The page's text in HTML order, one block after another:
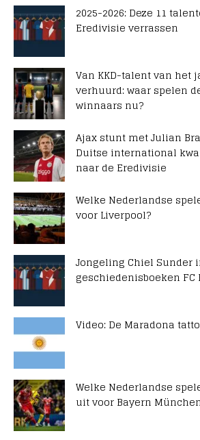
2025-2026: Deze 11
Eredivisie verrassen
Van KKD-talent van het
verhuurd: waar spelen
winnaars nu?
Ajax stunt met Julian
Duitse international
naar de Eredivisie
Welke Nederlandse
voor Liverpool?
Jongeling Chiel Sunder
geschiedenisboeken FC
Video: De Maradona
Welke Nederlandse
uit voor Bayern